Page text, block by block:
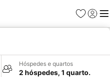
Favoritos
Iniciar
Hóspedes e quartos
2 hóspedes, 1 quarto.